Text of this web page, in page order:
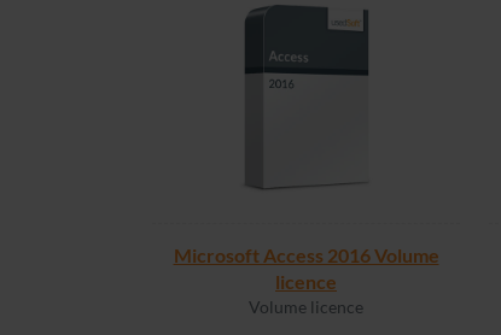
Microsoft Access 2016 Volume
licence
Volume licence